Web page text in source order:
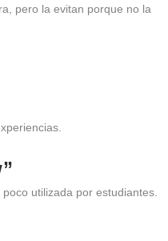
pero la evitan porque no la
utilizada por estudiantes.